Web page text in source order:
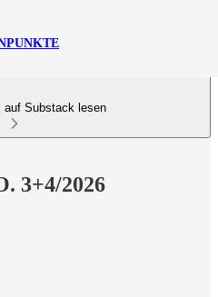
auf Substack lesen
3+4/2026